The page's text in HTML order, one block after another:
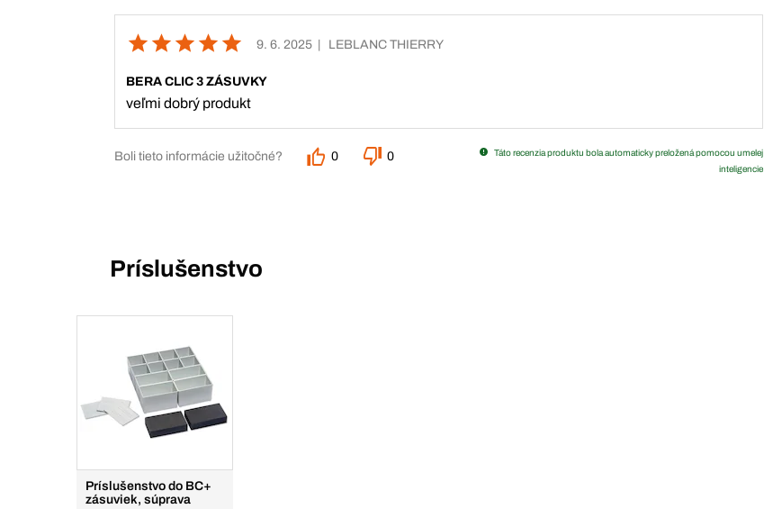
9. 6. 2025 | LEBLANC THIERRY
BERA CLIC 3 ZÁSUVKY
veľmi dobrý produkt
Boli tieto informácie užitočné? 0 0
Táto recenzia produktu bola automaticky preložená pomocou umelej
inteligencie
Príslušenstvo
Príslušenstvo do BC+
zásuviek, súprava